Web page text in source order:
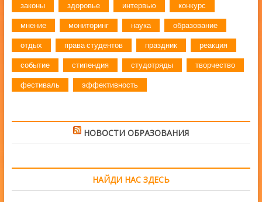
законы здоровье интервью конкурс
мнение мониторинг наука образование
отдых права студентов праздник реакция
событие стипендия студотряды творчество
фестиваль эффективность
НОВОСТИ ОБРАЗОВАНИЯ
НАЙДИ НАС ЗДЕСЬ